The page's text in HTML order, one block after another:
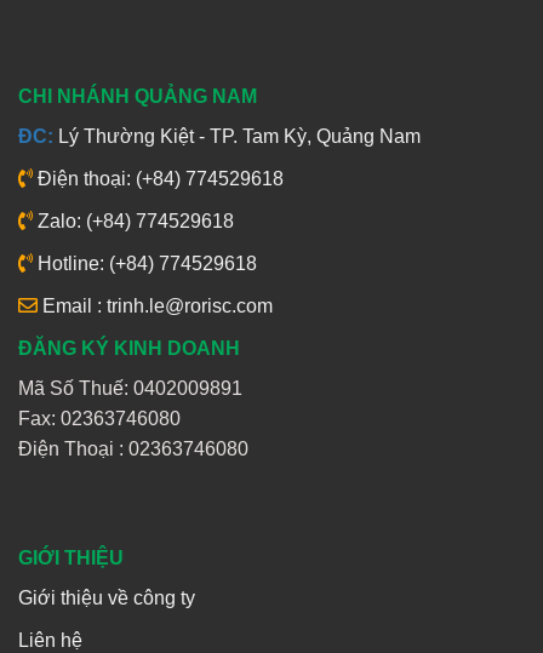
CHI NHÁNH QUẢNG NAM
ĐC: Lý Thường Kiệt - TP. Tam Kỳ, Quảng Nam
Điện thoại: (+84) 774529618
Zalo: (+84) 774529618
Hotline: (+84) 774529618
Email : trinh.le@rorisc.com
ĐĂNG KÝ KINH DOANH
Mã Số Thuế: 0402009891
Fax: 02363746080
Điện Thoại : 02363746080
GIỚI THIỆU
Giới thiệu về công ty
Liên hệ